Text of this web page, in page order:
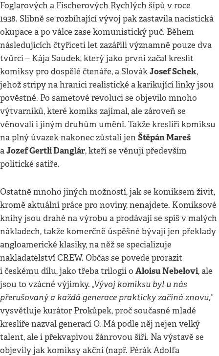
Foglarových a Fischerových Rychlých šípů v roce
1938. Slibně se rozbíhající vývoj pak zastavila nacistická
okupace a po válce zase komunistický puč. Během
následujících čtyřiceti let zazářili významně pouze dva
tvůrci – Kája Saudek, který jako první začal kreslit
komiksy pro dospělé čtenáře, a SlovákJosef Schek,
jehož stripy na hranici realistické a karikující linky jsou
pověstné. Po sametové revoluci se objevilo mnoho
výtvarníků, které komiks zajímal, ale zároveň se
věnovali i jiným druhům umění. Takže kreslíři komiksu
na plný úvazek nakonec zůstali jenŠtěpán Mareš
aJozef Gertli Danglár, kteří se věnují především
politické satiře.
Ostatně mnoho jiných možností, jak se komiksem živit,
kromě aktuální práce pro noviny, nenajdete. Komiksové
knihy jsou drahé na výrobu a prodávají se spíš v malých
nákladech, takže komerčně úspěšné bývají jen překlady
angloamerické klasiky, na něž se specializuje
nakladatelství CREW. Občas se povede prorazit
i českému dílu, jako třeba trilogii o Aloisu Nebelovi, ale
jsou to vzácné výjimky. „Vývoj komiksu byl u nás
přerušovaný a každá generace prakticky začíná znovu,“
vysvětluje kurátor Prokůpek, proč současné mladé
kreslíře nazval generací O. Má podle něj nejen velký
talent, ale i překvapivou žánrovou šíři. Na výstavě se
objevily jak komiksy akční (např. Pérák Adolfa